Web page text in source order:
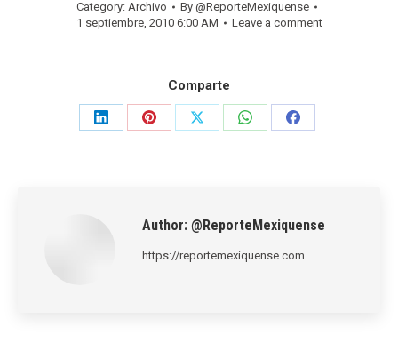
Category: Archivo By @ReporteMexiquense
1 septiembre, 2010 6:00 AM
Leave a comment
Comparte
Share
Share
Share
Share
Share
Author: @ReporteMexiquense
https://reportemexiquense.com